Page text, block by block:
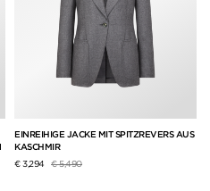
EINREIHIGE JACKE MIT SPITZREVERS AUS
KASCHMIR
€ 3,294
Preis reduziert von
€ 5,490auf